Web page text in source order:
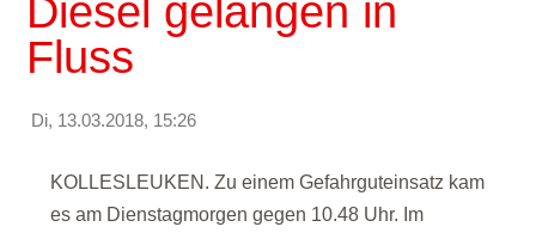
Diesel gelangen in
Fluss
Di, 13.03.2018, 15:26
KOLLESLEUKEN. Zu einem Gefahrguteinsatz kam
es am Dienstagmorgen gegen 10.48 Uhr. Im